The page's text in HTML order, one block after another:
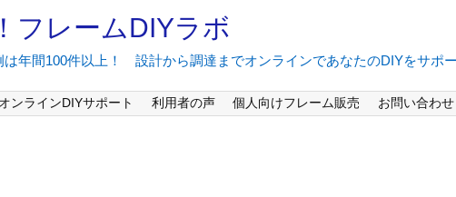
フレームDIYラボ
年間100件以上！ 設計から調達までオンラインであなたのDIYをサポ
オンラインDIYサポート 利用者の声 個人向けフレーム販売 お問い合わせ